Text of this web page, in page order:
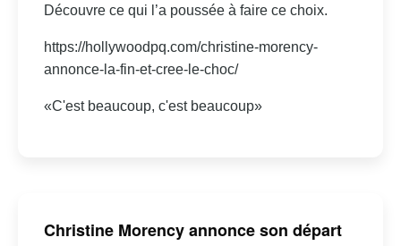
Découvre ce qui l’a poussée à faire ce choix.
https://hollywoodpq.com/christine-morency-
annonce-la-fin-et-cree-le-choc/
«C'est beaucoup, c'est beaucoup»
Christine Morency annonce son départ